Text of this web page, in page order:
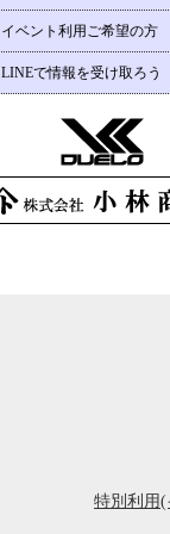
イベント利用ご希望の方
LINEで情報を受け取ろう
特別利用